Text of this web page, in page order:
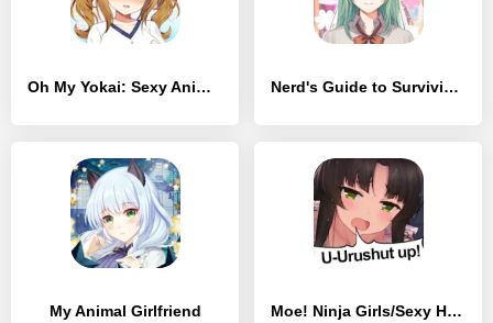
Oh My Yokai: Sexy Anime Moe Dating Sim Nerd's Guide to Surviving High School: Dating Sim
My Animal Girlfriend Moe! Ninja Girls/Sexy Happenings at Shinobi School